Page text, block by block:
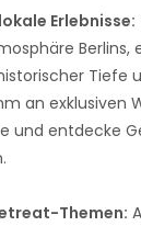
Erlebnisse:
Berlins,
Tiefe
an exklusiven
und entdecke
Themen: